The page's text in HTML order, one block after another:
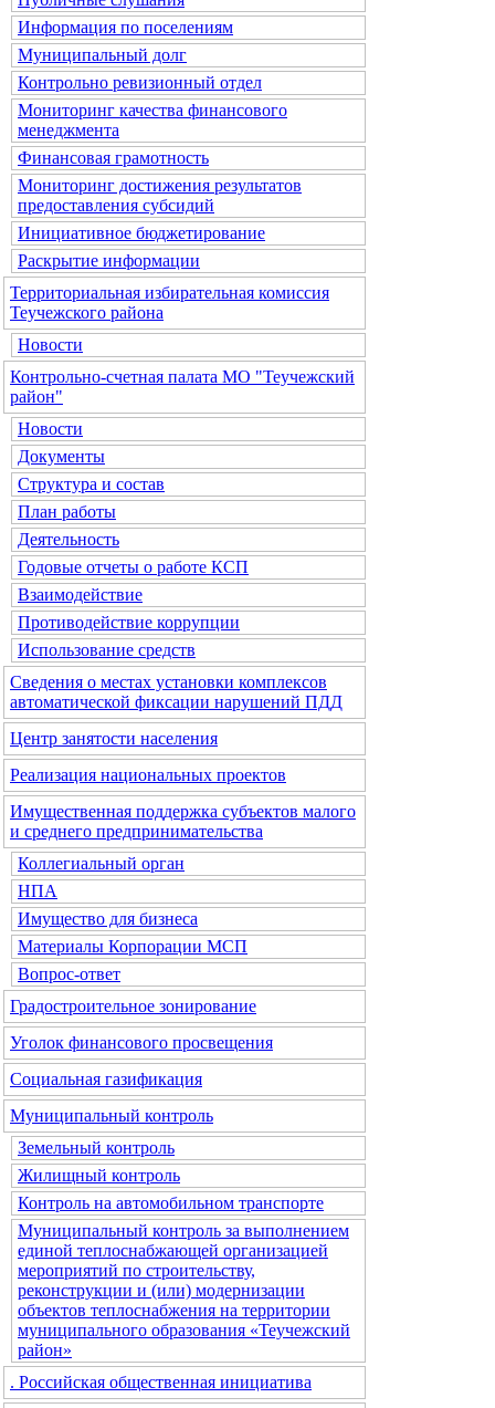
Информация по поселениям
Муниципальный долг
Контрольно ревизионный отдел
Мониторинг качества финансового
менеджмента
Финансовая грамотность
Мониторинг достижения результатов
предоставления субсидий
Инициативное бюджетирование
Раскрытие информации
Территориальная избирательная комиссия
Теучежского района
Новости
Контрольно-счетная палата МО "Теучежский
район"
Новости
Документы
Структура и состав
План работы
Деятельность
Годовые отчеты о работе КСП
Взаимодействие
Противодействие коррупции
Использование средств
Сведения о местах установки комплексов
автоматической фиксации нарушений ПДД
Центр занятости населения
Реализация национальных проектов
Имущественная поддержка субъектов малого
и среднего предпринимательства
Коллегиальный орган
НПА
Имущество для бизнеса
Материалы Корпорации МСП
Вопрос-ответ
Градостроительное зонирование
Уголок финансового просвещения
Социальная газификация
Муниципальный контроль
Земельный контроль
Жилищный контроль
Контроль на автомобильном транспорте
Муниципальный контроль за выполнением
единой теплоснабжающей организацией
мероприятий по строительству,
реконструкции и (или) модернизации
объектов теплоснабжения на территории
муниципального образования «Теучежский
район»
. Российская общественная инициатива